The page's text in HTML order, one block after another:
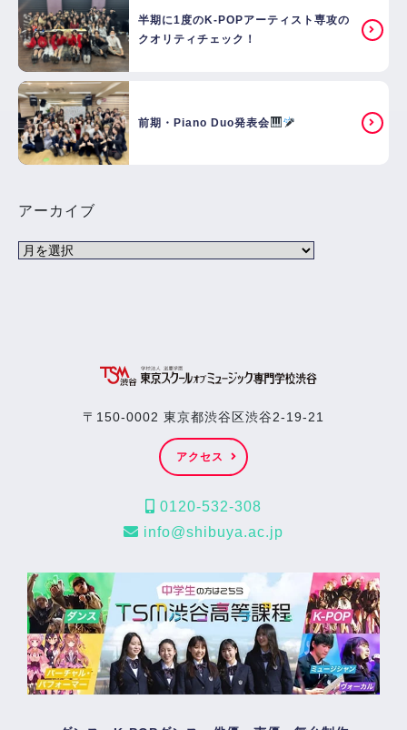
半期に1度のK-POPアーティスト専攻の
クオリティチェック！
前期・Piano Duo発表会
アーカイブ
〒150-0002 東京都渋谷区渋谷2-19-21
アクセス
0120-532-308
info@shibuya.ac.jp